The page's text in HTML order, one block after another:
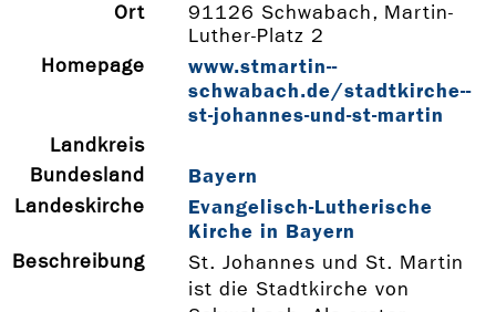
Ort
91126 Schwabach, Martin-
Luther-Platz 2
Homepage
www.stmartin-­
schwabach.de/stadtkirche-­
st-­johannes-­und-­st-­martin
Landkreis
Bundesland
Bayern
Landeskirche
Evangelisch-Lutherische
Kirche in Bayern
Beschreibung
St. Johannes und St. Martin
ist die Stadtkirche von